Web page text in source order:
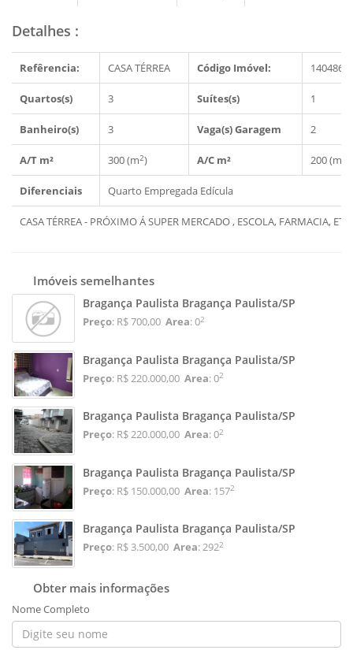
Detalhes :
Refêrencia: CASA TÉRREA Código Imóvel: 1404868
Quartos(s) 3 Suítes(s) 1
Banheiro(s) 3 Vaga(s) Garagem 2
A/T m² 300 (m2) A/C m² 200 (m
Diferenciais Quarto Empregada Edícula
CASA TÉRREA - PRÓXIMO Á SUPER MERCADO , ESCOLA, FARMACIA,
Imóveis semelhantes
Bragança Paulista Bragança Paulista/SP
Preço: R$ 700,00 Area: 02
Bragança Paulista Bragança Paulista/SP
Preço: R$ 220.000,00 Area: 02
Bragança Paulista Bragança Paulista/SP
Preço: R$ 220.000,00 Area: 02
Bragança Paulista Bragança Paulista/SP
Preço: R$ 150.000,00 Area: 1572
Bragança Paulista Bragança Paulista/SP
Preço: R$ 3.500,00 Area: 2922
Obter mais informações
Nome Completo